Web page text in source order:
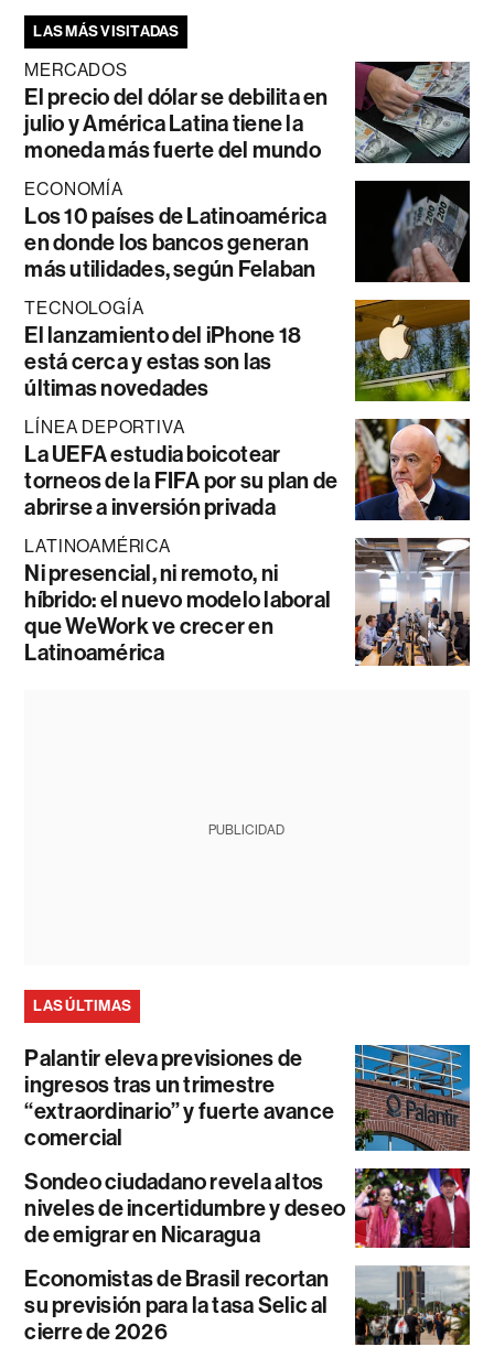
LAS MÁS VISITADAS
MERCADOS
El precio del dólar se debilita en
julio y América Latina tiene la
moneda más fuerte del mundo
ECONOMÍA
Los 10 países de Latinoamérica
en donde los bancos generan
más utilidades, según Felaban
TECNOLOGÍA
El lanzamiento del iPhone 18
está cerca y estas son las
últimas novedades
LÍNEA DEPORTIVA
La UEFA estudia boicotear
torneos de la FIFA por su plan de
abrirse a inversión privada
LATINOAMÉRICA
Ni presencial, ni remoto, ni
híbrido: el nuevo modelo laboral
que WeWork ve crecer en
Latinoamérica
PUBLICIDAD
LAS ÚLTIMAS
Palantir eleva previsiones de
ingresos tras un trimestre
“extraordinario” y fuerte avance
comercial
Sondeo ciudadano revela altos
niveles de incertidumbre y deseo
de emigrar en Nicaragua
Economistas de Brasil recortan
su previsión para la tasa Selic al
cierre de 2026